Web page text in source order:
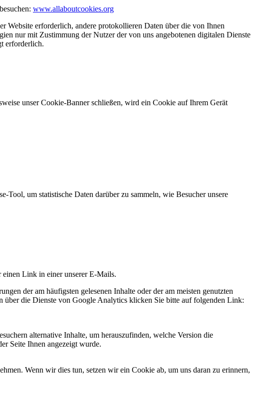
www.allaboutcookies.org
Website erforderlich, andere protokollieren Daten über die von Ihnen
nur mit Zustimmung der Nutzer der von uns angebotenen digitalen Dienste
erforderlich.
unser Cookie-Banner schließen, wird ein Cookie auf Ihrem Gerät
Tool, um statistische Daten darüber zu sammeln, wie Besucher unsere
einen Link in einer unserer E-Mails.
der am häufigsten gelesenen Inhalte oder der am meisten genutzten
die Dienste von Google Analytics klicken Sie bitte auf folgenden Link:
alternative Inhalte, um herauszufinden, welche Version die
Seite Ihnen angezeigt wurde.
Wenn wir dies tun, setzen wir ein Cookie ab, um uns daran zu erinnern,